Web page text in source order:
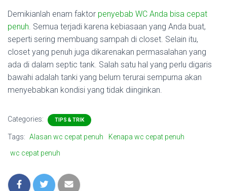
Demikianlah enam faktor penyebab WC Anda bisa cepat
penuh. Semua terjadi karena kebiasaan yang Anda buat,
seperti sering membuang sampah di closet. Selain itu,
closet yang penuh juga dikarenakan permasalahan yang
ada di dalam septic tank. Salah satu hal yang perlu digaris
bawahi adalah tanki yang belum terurai sempurna akan
menyebabkan kondisi yang tidak diinginkan.
Categories: TIPS & TRIK
Tags: Alasan wc cepat penuh
Kenapa wc cepat penuh
wc cepat penuh